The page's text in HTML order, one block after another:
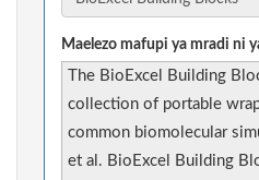
Maelezo mafupi ya mradi ni
The BioExcel Building
collection of portable
common biomolecular
et al. BioExcel Building